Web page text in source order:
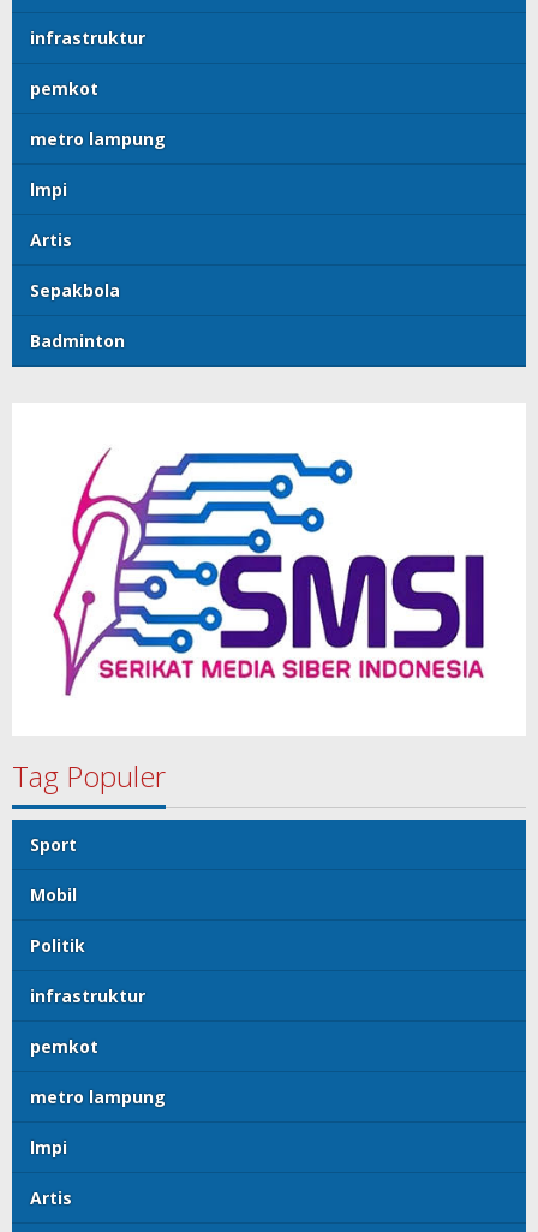
infrastruktur
pemkot
metro lampung
lmpi
Artis
Sepakbola
Badminton
Tag Populer
Sport
Mobil
Politik
infrastruktur
pemkot
metro lampung
lmpi
Artis